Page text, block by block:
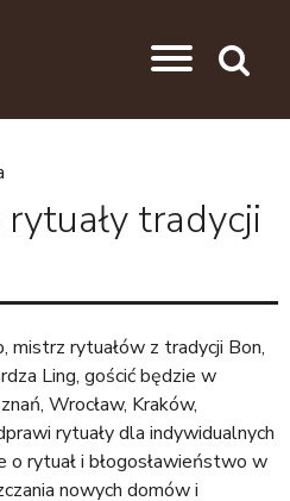
tradycji
mistrz rytuałów z tradycji Bon,
Ling, gościć będzie w
Wrocław, Kraków,
rytuały dla indywidualnych
o rytuał i błogosławieństwo w
nowych domów i